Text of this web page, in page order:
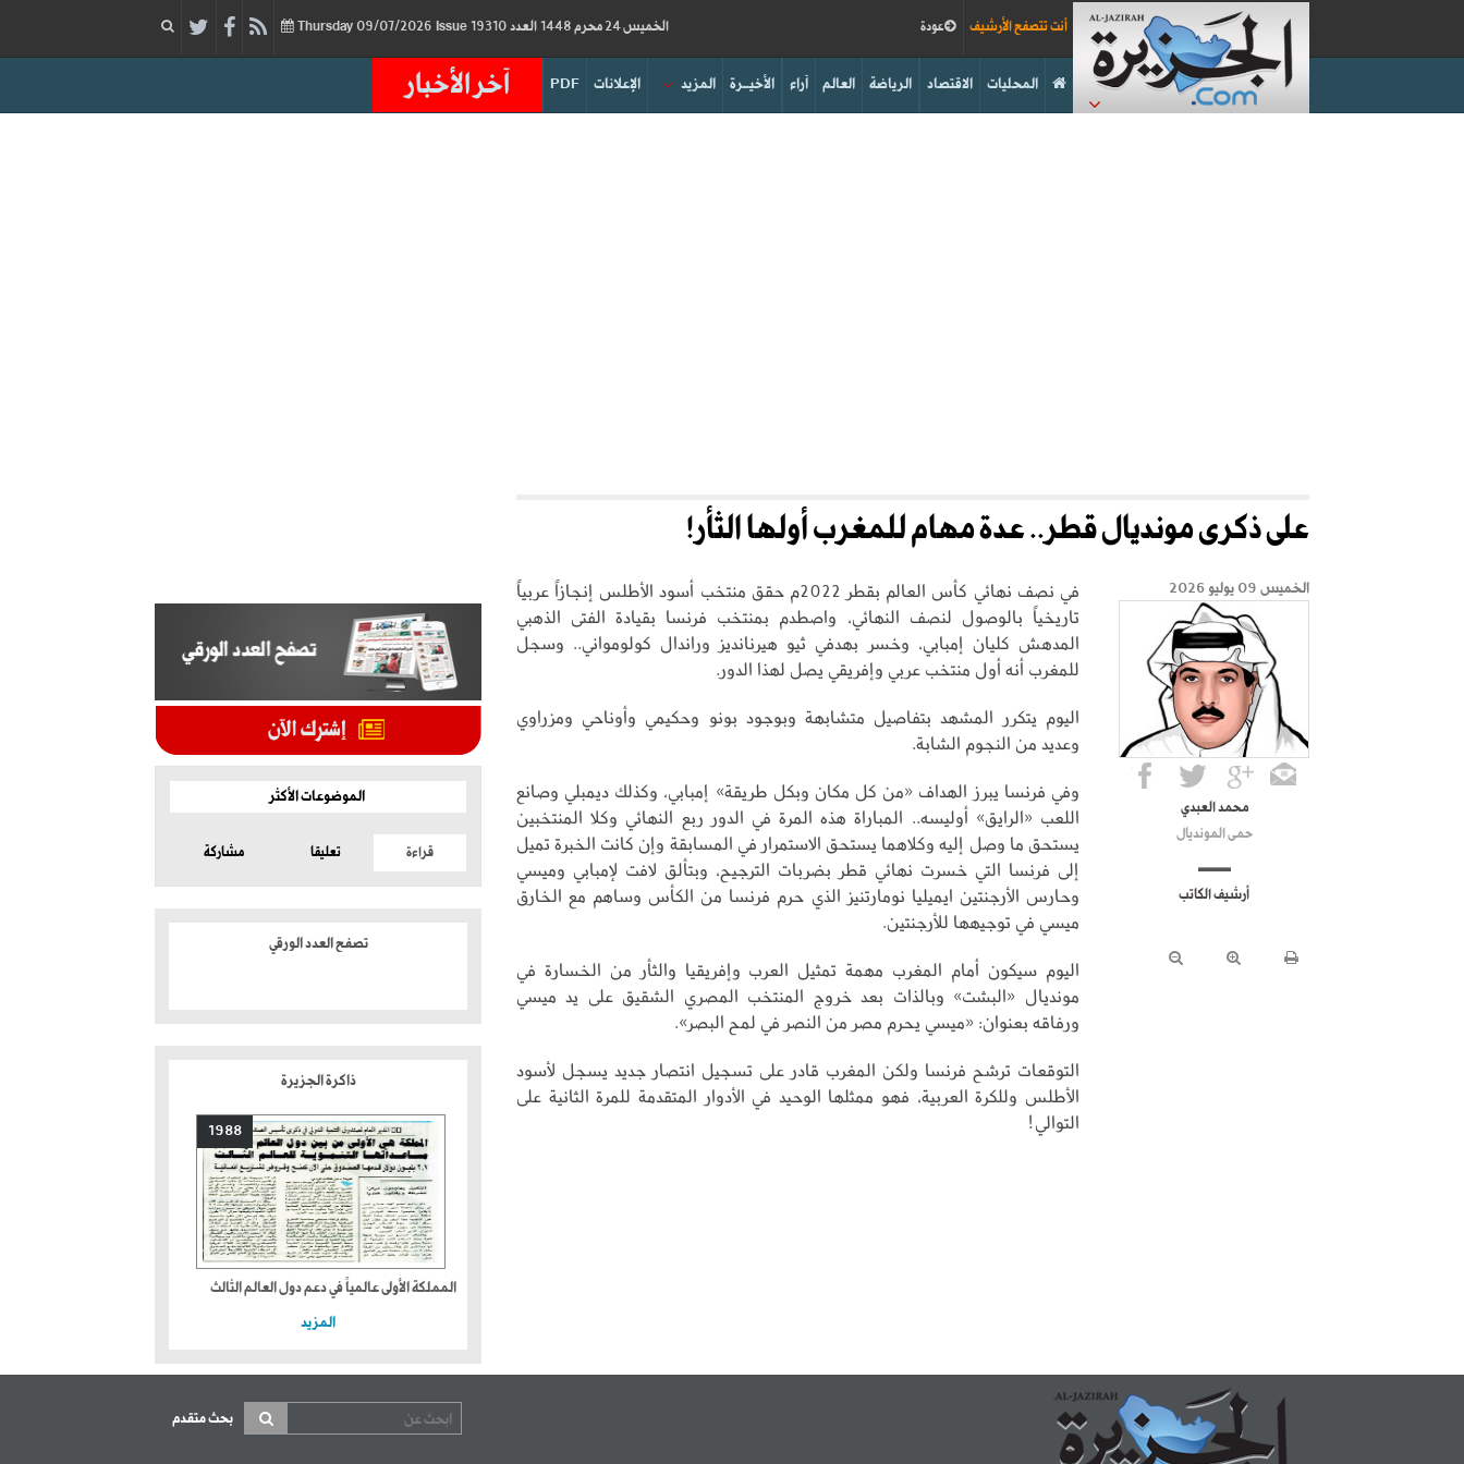
الخميس 24 محرم 1448 العدد 19310 09/07/2026 Issue عودة أنت تتصفح الأرشيف
آخر الأخبار PDF الإعلانات المزيد الأخيــرة آراء العالم الرياضة الاقتصاد المحليات
على ذكرى مونديال قطر.. عدة مهام للمغرب أولها الثأر!
الخميس 09 يوليو 2026
محمد العبدي
حمى المونديال
أرشيف الكاتب
في نصف نهائي كأس العالم بقطر 2022م حقق منتخب أسود الأطلس إنجازاً عربياً
تاريخياً بالوصول لنصف النهائي، واصطدم بمنتخب فرنسا بقيادة الفتى الذهبي
المدهش كليان إمبابي، وخسر بهدفي ثيو هيرنانديز وراندال كولومواني.. وسجل
للمغرب أنه أول منتخب عربي وإفريقي يصل لهذا الدور.
اليوم يتكرر المشهد بتفاصيل متشابهة وبوجود بونو وحكيمي وأوناحي ومزراوي
وعديد من النجوم الشابة.
وفي فرنسا يبرز الهداف «من كل مكان وبكل طريقة» إمبابي، وكذلك ديمبلي وصانع
اللعب «الرايق» أوليسه.. المباراة هذه المرة في الدور ربع النهائي وكلا المنتخبين
يستحق ما وصل إليه وكلاهما يستحق الاستمرار في المسابقة وإن كانت الخبرة تميل
إلى فرنسا التي خسرت نهائي قطر بضربات الترجيح، وبتألق لافت لإمبابي وميسي
وحارس الأرجنتين ايميليا نومارتنيز الذي حرم فرنسا من الكأس وساهم مع الخارق
ميسي في توجيهها للأرجنتين.
اليوم سيكون أمام المغرب مهمة تمثيل العرب وإفريقيا والثأر من الخسارة في
مونديال «البشت» وبالذات بعد خروج المنتخب المصري الشقيق على يد ميسي
ورفاقه بعنوان: «ميسي يحرم مصر من النصر في لمح البصر».
التوقعات ترشح فرنسا ولكن المغرب قادر على تسجيل انتصار جديد يسجل لأسود
الأطلس وللكرة العربية، فهو ممثلها الوحيد في الأدوار المتقدمة للمرة الثانية على
التوالي!
الموضوعات الأكثر
قراءة تعليقا مشاركة
تصفح العدد الورقي
ذاكرة الجزيرة
1988
المملكة الأولى عالمياً في دعم دول العالم الثالث
المزيد
بحث متقدم